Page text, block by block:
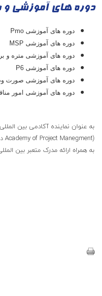
دوره های آموزشی و
دوره های آموزشی Pmo
دوره های آموزشی MSP
دوره های آموزشی متره و
دوره های آموزشی P6
دوره های آموزشی صورت
دوره های آموزشی امور
Academy of Project Manegment)
به همراه ارائه مدرک متعبر بین